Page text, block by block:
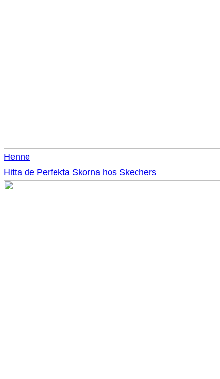
Henne
Hitta de Perfekta Skorna hos Skechers